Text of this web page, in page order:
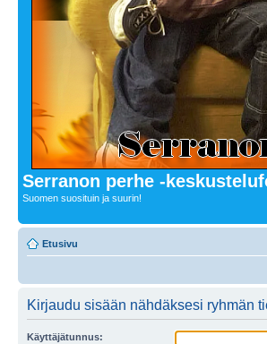
Serranon perhe -
Suomen suosituin ja suurin!
Etusivu
Kirjaudu sisään nähdäksesi ryhmän
Käyttäjätunnus: